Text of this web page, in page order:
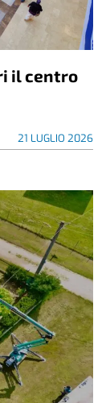
il centro
21 LUGLIO 2026